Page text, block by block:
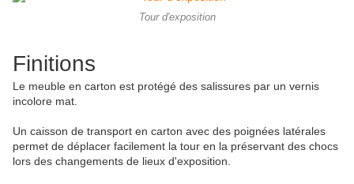
Tour d'exposition
Finitions
Le meuble en carton est protégé des salissures par un vernis
incolore mat.
Un caisson de transport en carton avec des poignées latérales
permet de déplacer facilement la tour en la préservant des chocs
lors des changements de lieux d'exposition.